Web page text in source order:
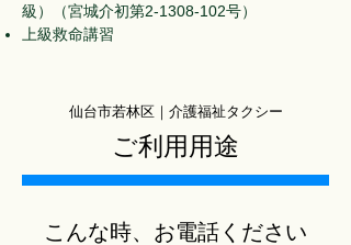
級）（宮城介初第2-1308-102号）
上級救命講習
仙台市若林区｜介護福祉タクシー
ご利用用途
こんな時、お電話ください